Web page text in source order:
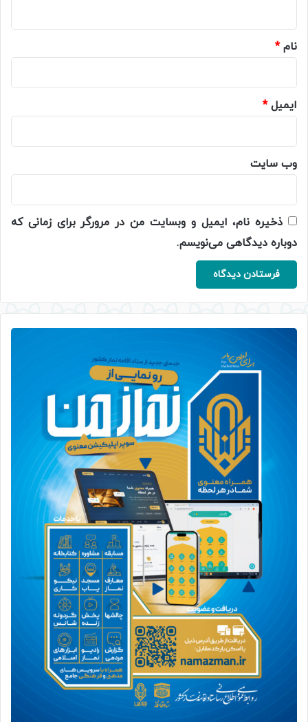
نام*
ایمیل*
وب‌ سایت
ذخیره نام، ایمیل و وبسایت من در مرورگر برای زمانی که
دوباره دیدگاهی می‌نویسم.